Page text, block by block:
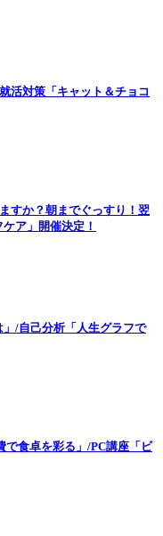
活対策「キャット＆チョコ
すか？朝までぐっすり！翌
ア」開催決定！
/自己分析「人生グラフで
で食卓を彩る」/PC講座「ビ